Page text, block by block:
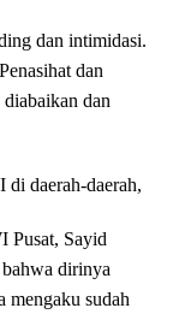
dan intimidasi.
dan
dan
di daerah-daerah,
Pusat, Sayid
dirinya
mengaku sudah